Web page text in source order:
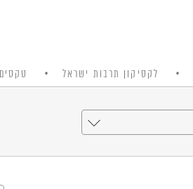
לקסיקון תרבות ישראל טקסים